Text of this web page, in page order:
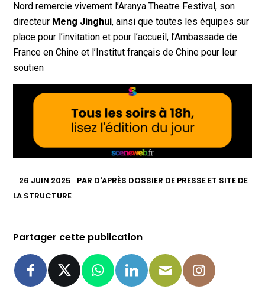
Nord remercie vivement l’Aranya Theatre Festival, son
directeur Meng Jinghui, ainsi que toutes les équipes sur
place pour l’invitation et pour l’accueil, l’Ambassade de
France en Chine et l’Institut français de Chine pour leur
soutien
26 JUIN 2025 PAR D'APRÈS DOSSIER DE PRESSE ET SITE DE
LA STRUCTURE
Partager cette publication